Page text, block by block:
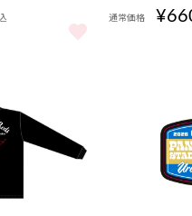
型カーマグネット/1st をもっと見
通常価格
26-27 ユニフ